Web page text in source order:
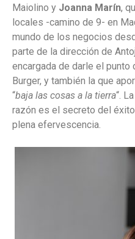
Maiolino y Joanna Marín,
locales -camino de 9- en
mundo de los negocios
parte de la dirección de
encargada de darle el
Burger, y también la que
“baja las cosas a la tierra“.
razón es el secreto del
plena efervescencia.